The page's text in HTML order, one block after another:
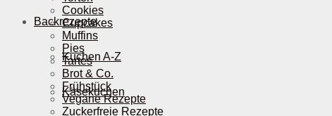
Backrezepte
Kuchen A-Z
Käsekuchen
Cookies
Cupcakes
Muffins
Pies
Tartes
Brot & Co.
Frühstück
Vegane Rezepte
Zuckerfreie Rezepte